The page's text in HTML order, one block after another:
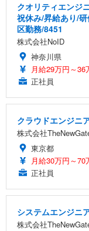
クオリティエンジ
祝休み/昇給あり/
区勤務/8451
株式会社NoID
神奈川県
月給29万円～36
正社員
クラウドエンジニ
株式会社
東京都
月給30万円～70
正社員
システムエンジニ
株式会社